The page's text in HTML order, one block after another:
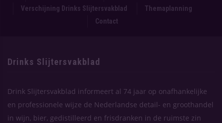
Verschijning Drinks Slijtersvakblad
Themaplanning
Contact
Drinks Slijtersvakblad
Drink Slijtersvakblad informeert al 74 jaar op onafhankelijke
en professionele wijze de Nederlandse detail- en groothandel
in wijn, bier, gedistilleerd en frisdranken in de ruimste zin